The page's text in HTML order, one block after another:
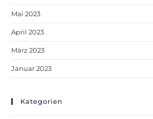
Mai 2023
April 2023
März 2023
Januar 2023
Kategorien